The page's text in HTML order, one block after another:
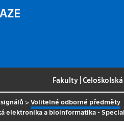
Fakulty |
>Volitelné odborné předměty
elektronika a bioinformatika -